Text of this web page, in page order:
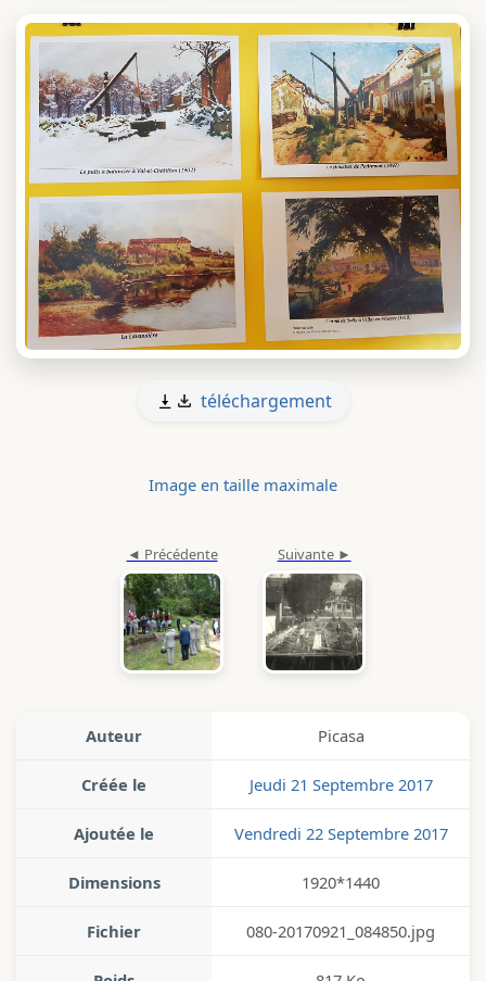
téléchargement
Image en taille maximale
Auteur Picasa
Créée le Jeudi 21 Septembre 2017
Ajoutée le Vendredi 22 Septembre 2017
Dimensions 1920*1440
Fichier 080-20170921_084850.jpg